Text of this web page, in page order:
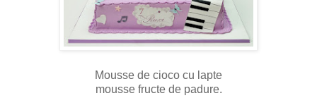
Mousse de cioco cu lapte
mousse fructe de padure.